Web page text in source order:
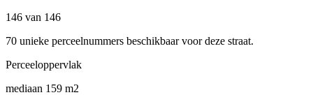
146 van 146
70 unieke perceelnummers beschikbaar voor deze straat.
Perceeloppervlak
mediaan 159 m2